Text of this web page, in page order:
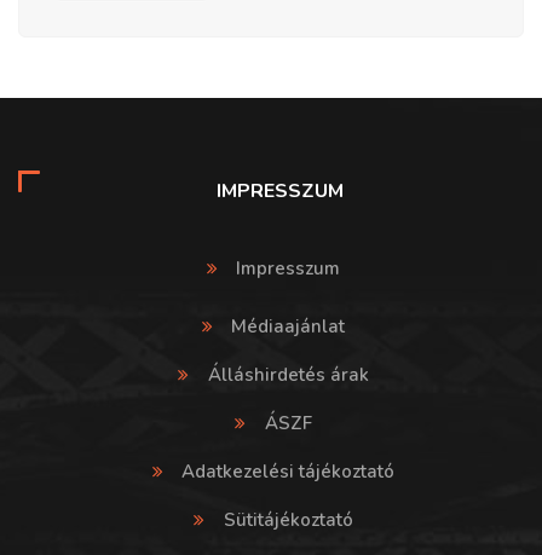
IMPRESSZUM
Impresszum
Médiaajánlat
Álláshirdetés árak
ÁSZF
Adatkezelési tájékoztató
Sütitájékoztató